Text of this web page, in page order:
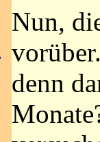
Nun,
denn